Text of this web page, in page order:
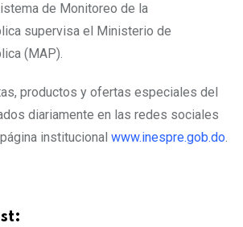
de Monitoreo de la
supervisa el Ministerio de
(MAP).
productos y ofertas especiales del
diariamente en las redes sociales
institucional www.inespre.gob.do.